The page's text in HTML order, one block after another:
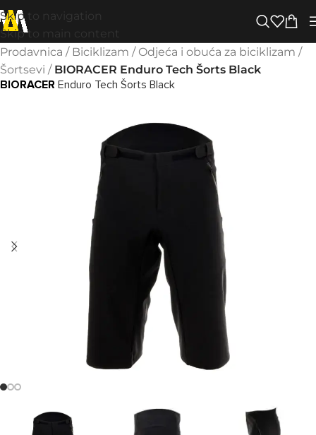
Skip to navigation
Skip to main content
Prodavnica / Biciklizam / Odjeća i obuća za biciklizam /
Šortsevi / BIORACER Enduro Tech Šorts Black
BIORACER Enduro Tech Šorts Black